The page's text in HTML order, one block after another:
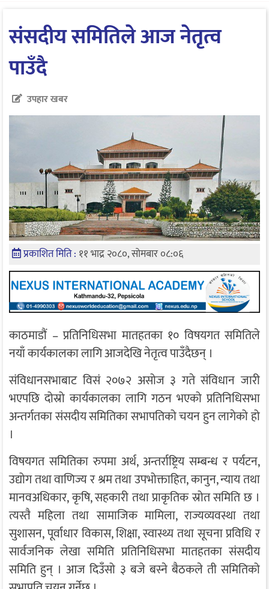
संसदीय समितिले आज नेतृत्व
पाउँदै
उपहार खबर
प्रकाशित मिति : ११ भाद्र २०८०, सोमबार ०८:०६
काठमाडौं – प्रतिनिधिसभा मातहतका १० विषयगत समितिले
नयाँ कार्यकालका लागि आजदेखि नेतृत्व पाउँदैछन् ।
संविधानसभाबाट विसं २०७२ असोज ३ गते संविधान जारी
भएपछि दोस्रो कार्यकालका लागि गठन भएको प्रतिनिधिसभा
अन्तर्गतका संसदीय समितिका सभापतिको चयन हुन लागेको हो
।
विषयगत समितिका रुपमा अर्थ, अन्तर्राष्ट्रिय सम्बन्ध र पर्यटन,
उद्योग तथा वाणिज्य र श्रम तथा उपभोक्ताहित, कानुन, न्याय तथा
मानवअधिकार, कृषि, सहकारी तथा प्राकृतिक स्रोत समिति छ ।
त्यस्तै महिला तथा सामाजिक मामिला, राज्यव्यवस्था तथा
सुशासन, पूर्वाधार विकास, शिक्षा, स्वास्थ्य तथा सूचना प्रविधि र
सार्वजनिक लेखा समिति प्रतिनिधिसभा मातहतका संसदीय
समिति हुन् । आज दिउँसो ३ बजे बस्ने बैठकले ती समितिको